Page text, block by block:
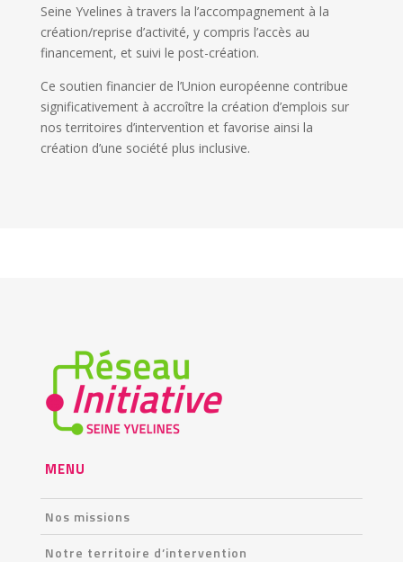
Seine Yvelines à travers la l’accompagnement à la
création/reprise d’activité, y compris l’accès au
financement, et suivi le post-création.
Ce soutien financier de l’Union européenne contribue
significativement à accroître la création d’emplois sur
nos territoires d’intervention et favorise ainsi la
création d’une société plus inclusive.
MENU
Nos missions
Notre territoire d’intervention